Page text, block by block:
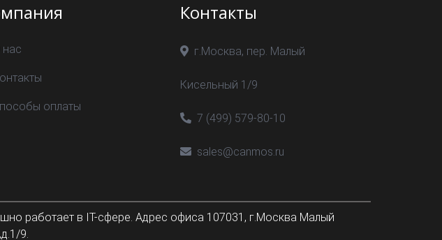
нас
оплаты
Контакты
г.Москва, пер. Малый
Кисельный 1/9
7 (499) 579-80-10
sales@canmos.ru
работает в IT-сфере. Адрес офиса 107031, г.Москва Малый
9.